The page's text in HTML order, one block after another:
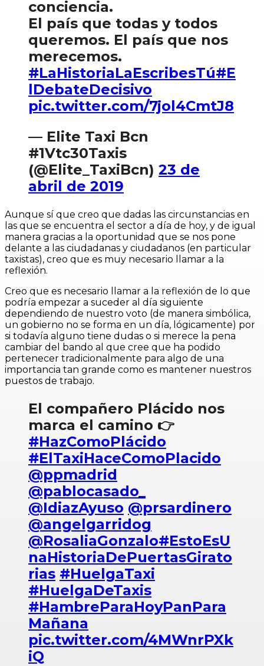
conciencia.
El país que todas y todos
queremos. El país que nos
merecemos.
#LaHistoriaLaEscribesTú#E
lDebateDecisivo
pic.twitter.com/7jol4CmtJ8
— Elite Taxi Bcn
#1Vtc30Taxis
(@Elite_TaxiBcn) 23 de
abril de 2019
Aunque sí que creo que dadas las circunstancias en
las que se encuentra el sector a día de hoy, y de igual
manera gracias a la oportunidad que se nos pone
delante a las ciudadanas y ciudadanos (en particular
taxistas), creo que es muy necesario llamar a la
reflexión.
Creo que es necesario llamar a la reflexión de lo que
podría empezar a suceder al día siguiente
dependiendo de nuestro voto (de manera simbólica,
un gobierno no se forma en un día, lógicamente) por
si todavía alguno tiene dudas o si merece la pena
cambiar del bando al que cree que ha podido
pertenecer tradicionalmente para algo de una
importancia tan grande como es mantener nuestros
puestos de trabajo.
El compañero Plácido nos
marca el camino 👉
#HazComoPlácido
#ElTaxiHaceComoPlacido
@ppmadrid
@pablocasado_
@IdiazAyuso @prsardinero
@angelgarridog
@RosaliaGonzalo#EstoEsU
naHistoriaDePuertasGirato
rias #HuelgaTaxi
#HuelgaDeTaxis
#HambreParaHoyPanPara
Mañana
pic.twitter.com/4MWnrPXk
iQ